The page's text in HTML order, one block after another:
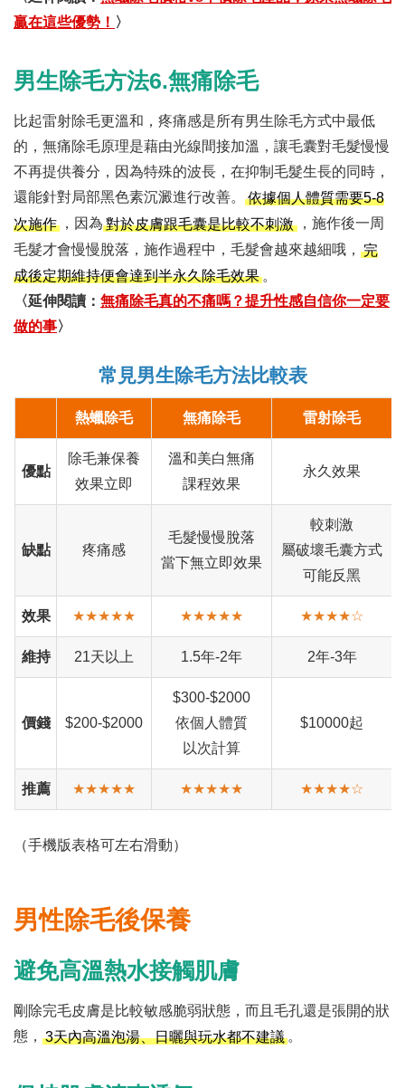
贏在這些優勢！ 〉
男生除毛方法6.無痛除毛
比起雷射除毛更溫和，疼痛感是所有男生除毛方式中最低
的，無痛除毛原理是藉由光線間接加溫，讓毛囊對毛髮慢慢
不再提供養分，因為特殊的波長，在抑制毛髮生長的同時，
還能針對局部黑色素沉澱進行改善。
依據個人體質需要5-8
次施作 ，因為對於皮膚跟毛囊是比較不刺激，施作後一周
毛髮才會慢慢脫落，施作過程中，毛髮會越來越細哦， 完
成後定期維持便會達到半永久除毛效果 。
〈延伸閱讀： 無痛除毛真的不痛嗎？提升性感自信你一定要
做的事〉
常見男生除毛方法比較表
熱蠟除毛 無痛除毛 雷射除毛
優點
除毛兼保養
效果立即
溫和美白無痛
課程效果
永久效果
缺點 疼痛感
毛髮慢慢脫落
當下無立即效果
較刺激
屬破壞毛囊方式
可能反黑
效果 ★★★★★ ★★★★★ ★★★★☆
維持 21天以上 1.5年-2年 2年-3年
價錢 $200-$2000
$300-$2000
依個人體質
以次計算
$10000起
推薦 ★★★★★ ★★★★★ ★★★★☆
（手機版表格可左右滑動）
男性除毛後保養
避免高溫熱水接觸肌膚
剛除完毛皮膚是比較敏感脆弱狀態，而且毛孔還是張開的狀
態， 3天內高溫泡湯、日曬與玩水都不建議 。